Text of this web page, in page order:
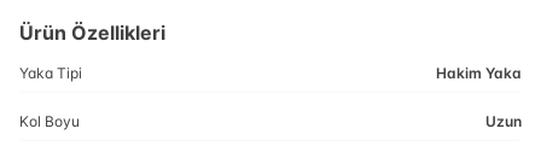
Ürün Özellikleri
Yaka Tipi Hakim Yaka
Kol Boyu Uzun